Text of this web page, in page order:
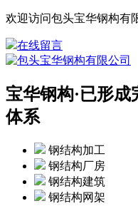
欢迎访问包头宝华钢构有
在线留言
宝华钢构·已形成
体系
钢结构加工
钢结构厂房
钢结构建筑
钢结构网架